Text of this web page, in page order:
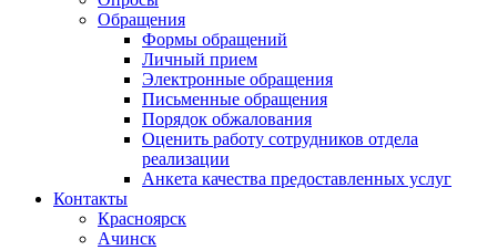
Обращения
Формы обращений
Личный прием
Электронные обращения
Письменные обращения
Порядок обжалования
Оценить работу сотрудников отдела
реализации
Анкета качества предоставленных услуг
Контакты
Красноярск
Ачинск